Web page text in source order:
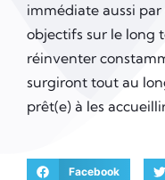
immédiate aussi
objectifs sur le long
réinventer
surgiront tout au
prêt(e) à les
Facebook